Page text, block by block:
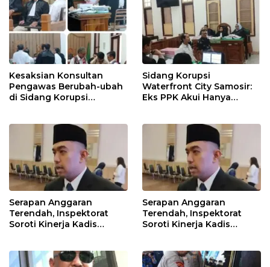
Kesaksian Konsultan
Pengawas Berubah-ubah
di Sidang Korupsi
Sidang Korupsi
Waterfront City Samosir:
Eks PPK Akui Hanya
Serapan Anggaran
Terendah, Inspektorat
Soroti Kinerja Kadis
Serapan Anggaran
Terendah, Inspektorat
Soroti Kinerja Kadis